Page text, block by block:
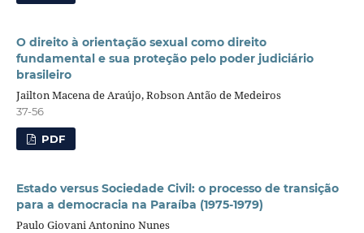
O direito à orientação sexual como direito
fundamental e sua proteção pelo poder judiciário
brasileiro
Jailton Macena de Araújo, Robson Antão de Medeiros
37-56
PDF
Estado versus Sociedade Civil: o processo de transição
para a democracia na Paraíba (1975-1979)
Paulo Giovani Antonino Nunes